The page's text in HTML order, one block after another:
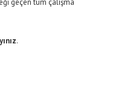
geçen tüm çalışma
.